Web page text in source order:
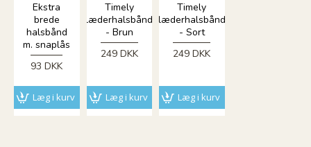
Ekstra
brede
halsbånd
m. snaplås
93 DKK
Læg i kurv
Timely
læderhalsbånd
- Brun
249 DKK
Læg i kurv
Timely
læderhalsbånd
- Sort
249 DKK
Læg i kurv